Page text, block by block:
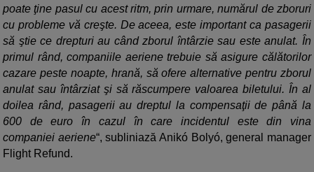
poate ţine pasul cu acest ritm, prin urmare, numărul de zboruri
cu probleme vă creşte. De aceea, este important ca pasagerii
să ştie ce drepturi au când zborul întârzie sau este anulat. În
primul rând, companiile aeriene trebuie să asigure călătorilor
cazare peste noapte, hrană, să ofere alternative pentru zborul
anulat sau întârziat şi să răscumpere valoarea biletului. În al
doilea rând, pasagerii au dreptul la compensaţii de până la
600 de euro în cazul în care incidentul este din vina
companiei aeriene“, subliniază Anikó Bolyó, general manager
Flight Refund.